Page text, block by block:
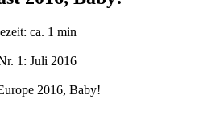
ca. 1 min
1: Juli 2016
2016, Baby!